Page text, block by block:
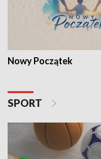
Nowy Początek
SPORT